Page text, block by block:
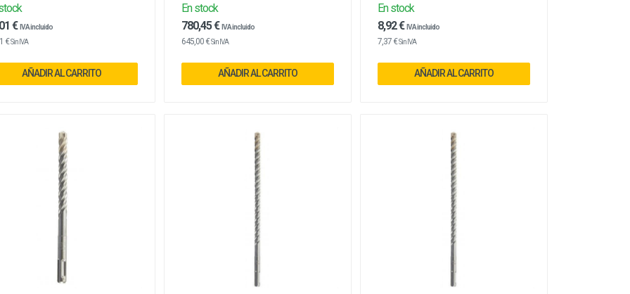
€ IVA incluido
€Sin IVA
AÑADIR AL CARRITO
En stock
780,45 € IVA incluido
645,00 €Sin IVA
AÑADIR AL CARRITO
En stock
8,92 € IVA incluido
7,37 €Sin IVA
AÑADIR AL CARRITO